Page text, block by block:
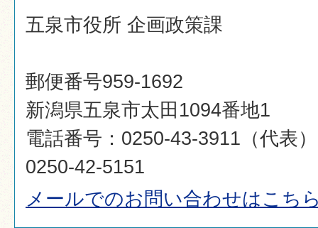
五泉市役所 企画政策課
郵便番号959-1692
新潟県五泉市太田1094番地1
電話番号：0250-43-3911（代表
0250-42-5151
メールでのお問い合わせはこち